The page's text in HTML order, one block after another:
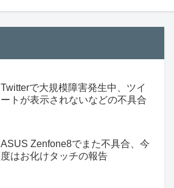
Twitterで大規模障害発生中、ツイ
ートが表示されないなどの不具合
ASUS Zenfone8でまた不具合、今
度はお化けタッチの報告